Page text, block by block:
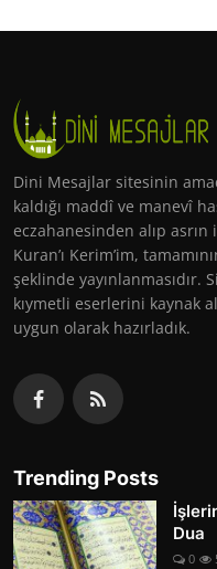
Dini Mesajlar sitesinin
kaldığı maddî ve manevî
eczahanesinden alıp asrın
Kuran’ı Kerim’im,
şeklinde
kıymetli eserlerini kaynak
uygun olarak hazırladık.
Trending Posts
Dua
0